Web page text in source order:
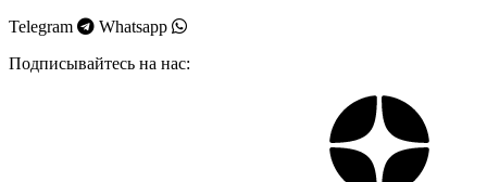
Telegram
Whatsapp
Подписывайтесь на нас: